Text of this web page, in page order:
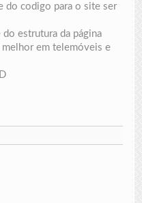
do codigo para o site ser
estrutura da página
melhor em telemóveis e